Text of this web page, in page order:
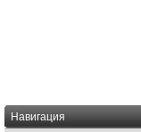
Навигация